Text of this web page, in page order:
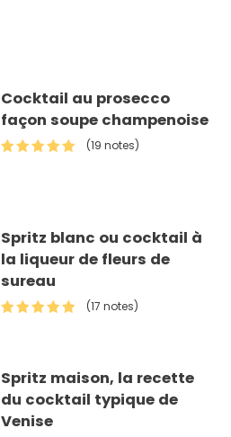
Cocktail au prosecco
façon soupe champenoise
(19 notes)
Spritz blanc ou cocktail à
la liqueur de fleurs de
sureau
(17 notes)
Spritz maison, la recette
du cocktail typique de
Venise